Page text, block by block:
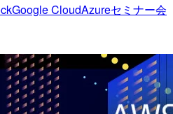
Google CloudAzureセミナー会